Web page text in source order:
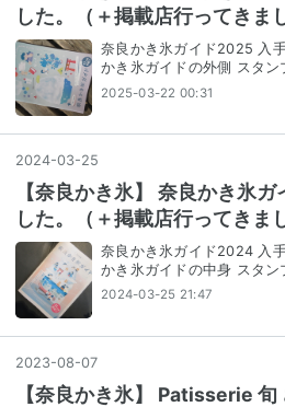
した。（＋掲載店行ってきま
奈良かき氷ガイド2025 入
かき氷ガイドの外側 スタ
2025-03-22 00:31
2024-03-25
【奈良かき氷】 奈良かき氷
した。（＋掲載店行ってきま
奈良かき氷ガイド2024 入
かき氷ガイドの中身 スタ
2024-03-25 21:47
2023-08-07
【奈良かき氷】 Patisserie